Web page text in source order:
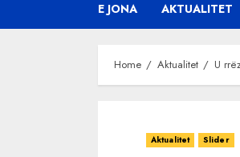
E JONA AKTUALITET
Home Aktualitet U
Aktualitet Slider